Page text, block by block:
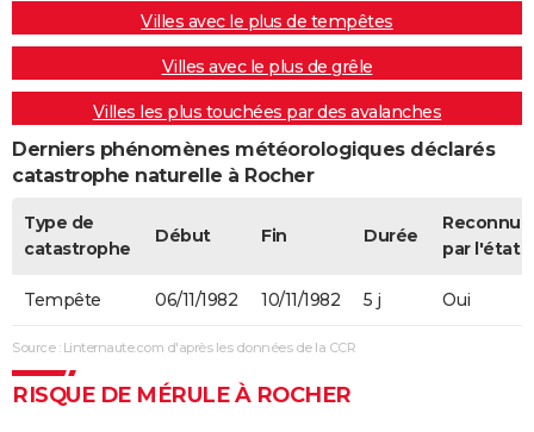
Villes avec le plus de tempêtes
Villes avec le plus de grêle
Villes les plus touchées par des avalanches
Derniers phénomènes météorologiques déclarés
catastrophe naturelle à Rocher
Type de
catastrophe
Début Fin Durée
Reconnue
par l'état
Tempête 06/11/1982 10/11/1982 5 j Oui
Source : Linternaute.com d'après les données de la CCR
RISQUE DE MÉRULE À ROCHER